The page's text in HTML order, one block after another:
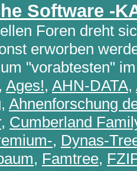
Software -
Foren dreht
erworben
"vorabtesten"
, Ages!, AHN-DATA,
, Ahnenforschung
, Cumberland
, Dynas-
, Famtree,